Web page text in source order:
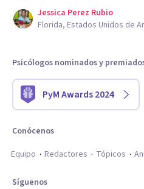
Jessica Perez Rubio
Florida, Estados Unidos de
Psicólogos nominados y
PyM Awards 2024
Conócenos
Equipo
Redactores Tópicos
Síguenos